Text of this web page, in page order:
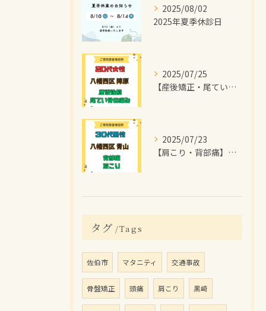
2025/08/02
2025年夏季休診日
2025/07/25
【産後矯正・尾てい骨の痛み】で【八幡西区陣原】より
2025/07/23
【肩こり・背部痛】で【八幡西区青山】より
タグ Tags
佐伯市 マタニティ 交通事故
骨盤矯正 頭痛 肩こり 黒崎